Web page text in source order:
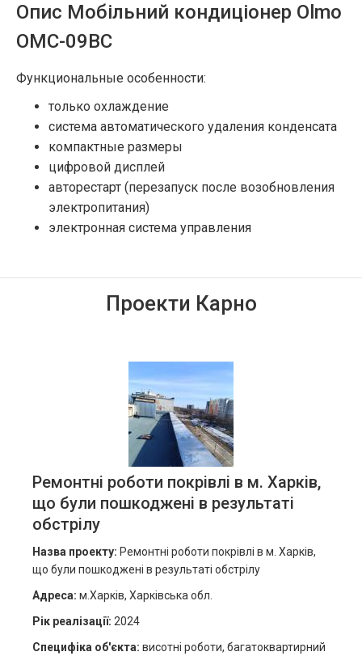
Опис Мобільний кондиціонер Olmo
OMC-09BC
Функциональные особенности:
только охлаждение
система автоматического удаления конденсата
компактные размеры
цифровой дисплей
авторестарт (перезапуск после возобновления
электропитания)
электронная система управления
Проекти Карно
Ремонтні роботи покрівлі в м. Харків,
що були пошкоджені в результаті
обстрілу
Назва проекту: Ремонтні роботи покрівлі в м. Харків,
що були пошкоджені в результаті обстрілу
Адреса: м.Харків, Харківська обл.
Рік реалізації: 2024
Специфіка об'єкта: висотні роботи, багатоквартирний